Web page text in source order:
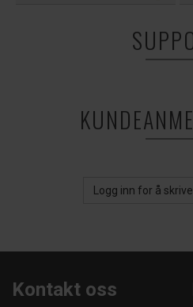
Logg inn for å skrive
Kontakt oss